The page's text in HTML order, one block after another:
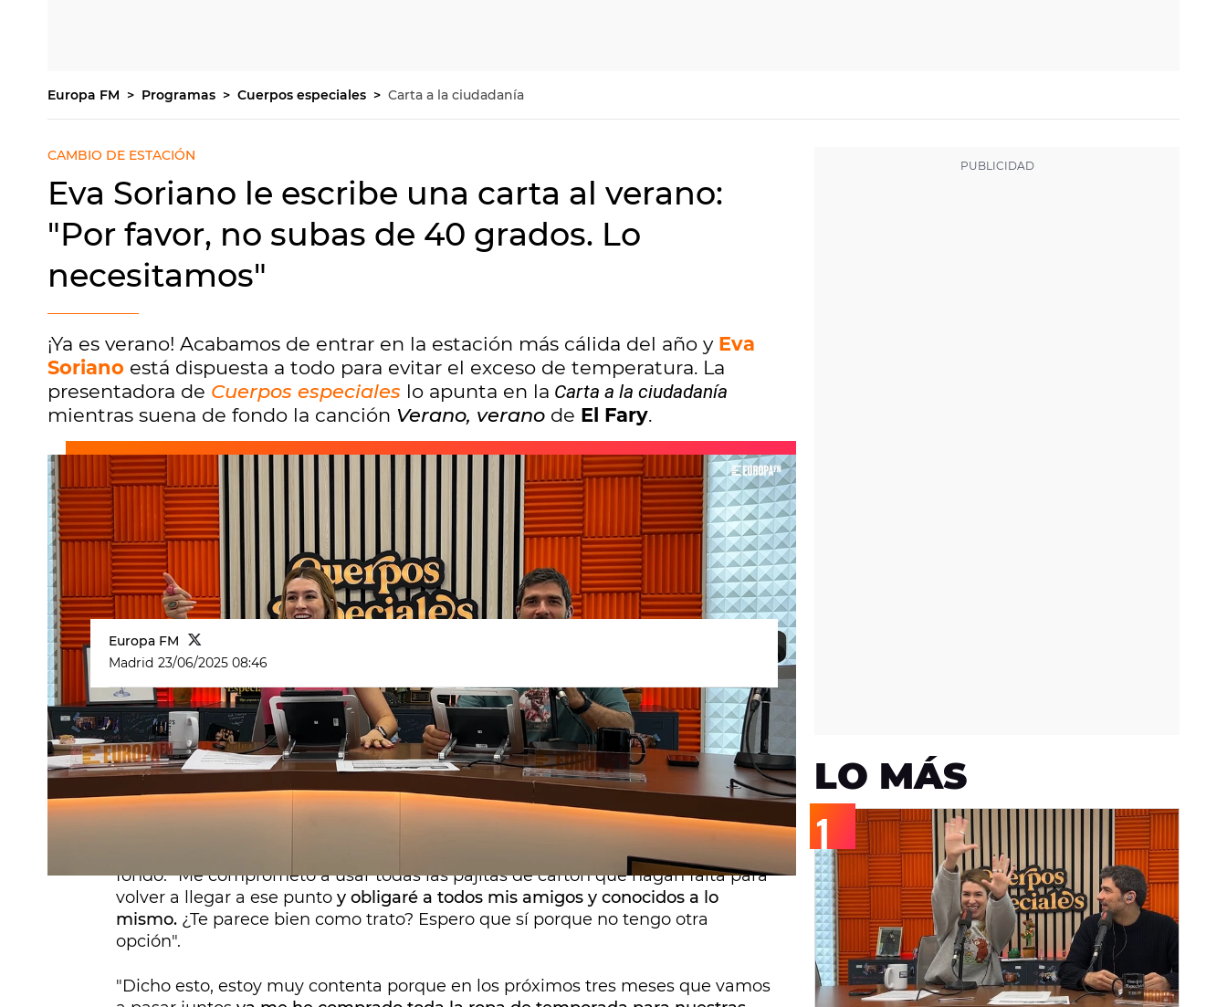
Europa FM Programas Cuerpos especiales Carta a la ciudadanía
CAMBIO DE ESTACIÓN
Eva Soriano le escribe una carta al verano:
"Por favor, no subas de 40 grados. Lo
necesitamos"
¡Ya es verano! Acabamos de entrar en la estación más cálida del año y Eva
Soriano está dispuesta a todo para evitar el exceso de temperatura. La
presentadora de Cuerpos especiales lo apunta en la Carta a la ciudadanía
mientras suena de fondo la canción Verano, verano de El Fary.
Europa FM
Madrid 23/06/2025 08:46
LaCarta a la ciudadanía de este lunes en Cuerpos especialeses para el
verano. Es23 de junioyel calor aprieta peroEva Sorianoestá dispuesta a poner
todo de su parte para evitar que los termómetros se disparen.
"Por favor,no subas de 40 grados.Sé que no va a pasar, que llevas años
pasándotelo por el arco del triunfo, pero de verdad que lo necesitamos", le ha
dicho a la recién estrenada estación en una carta con
como música de
fondo. "Me comprometo a usar todas las pajitas de cartón que hagan falta para
volver a llegar a ese punto y obligaré a todos mis amigos y conocidos a lo
mismo. ¿Te parece bien como trato? Espero que sí porque no tengo otra
opción".
"Dicho esto, estoy muy contenta porque en los próximos tres meses que vamos
LO MÁS